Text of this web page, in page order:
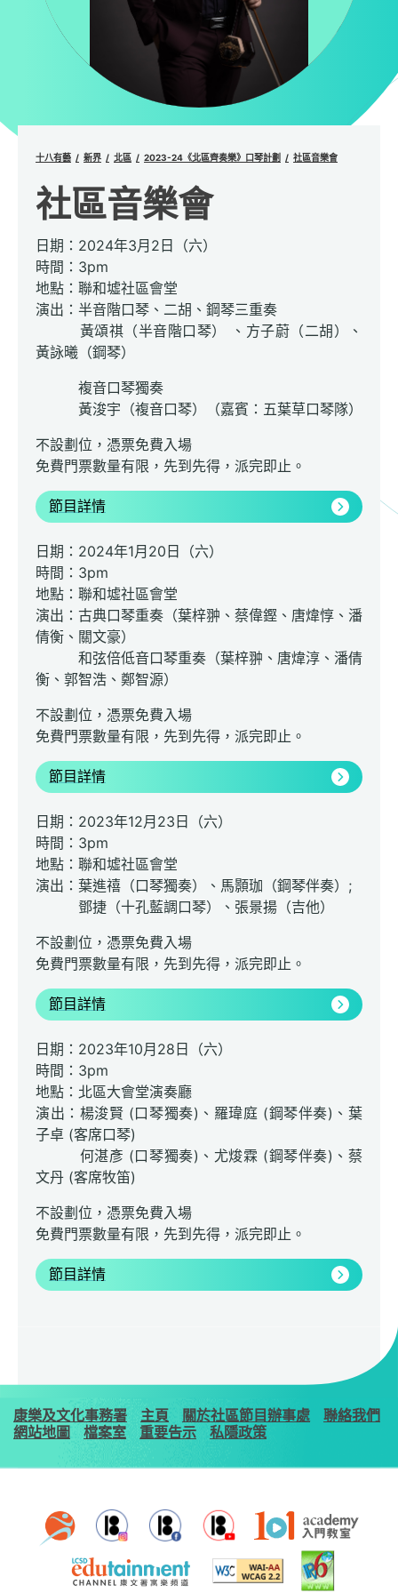
十八有藝 新界 北區 2023-24《北區齊奏樂》口琴計劃 社區音樂會
社區音樂會
日期：2024年3月2日（六）
時間：3pm
地點：聯和墟社區會堂
演出：半音階口琴、二胡、鋼琴三重奏
黃頌祺（半音階口琴） 、方子蔚（二胡）、
黃詠曦（鋼琴）
複音口琴獨奏
黃浚宇（複音口琴）（嘉賓：五葉草口琴隊）
不設劃位，憑票免費入場
免費門票數量有限，先到先得，派完即止。
節目詳情
日期：2024年1月20日（六）
時間：3pm
地點：聯和墟社區會堂
演出：古典口琴重奏（葉梓翀、蔡偉鏗、唐煒惇、潘
倩衡、關文豪）
和弦倍低音口琴重奏（葉梓翀、唐煒淳、潘倩
衡、郭智浩、鄭智源）
不設劃位，憑票免費入場
免費門票數量有限，先到先得，派完即止。
節目詳情
日期：2023年12月23日（六）
時間：3pm
地點：聯和墟社區會堂
演出：葉進禧（口琴獨奏）、馬顥珈（鋼琴伴奏）;
鄧捷（十孔藍調口琴）、張景揚（吉他）
不設劃位，憑票免費入場
免費門票數量有限，先到先得，派完即止。
節目詳情
日期：2023年10月28日（六）
時間：3pm
地點：北區大會堂演奏廳
演出：楊浚賢 (口琴獨奏)、羅瑋庭 (鋼琴伴奏)、葉
子卓 (客席口琴)
何湛彥 (口琴獨奏)、尤焌霖 (鋼琴伴奏)、蔡
文丹 (客席牧笛)
不設劃位，憑票免費入場
免費門票數量有限，先到先得，派完即止。
節目詳情
康樂及文化事務署 主頁 關於社區節目辦事處
聯絡我們
網站地圖
檔案室 重要告示 私隱政策